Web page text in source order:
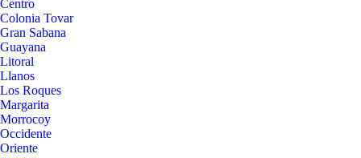
Centro
Colonia Tovar
Gran Sabana
Guayana
Litoral
Llanos
Los Roques
Margarita
Morrocoy
Occidente
Oriente